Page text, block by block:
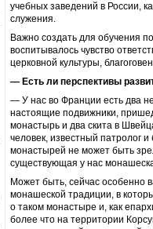
учебных заведений в России,
служения.
Важно создать для обучения
воспитывалось чувство
церковной культуры,
— Есть ли перспективы
— У нас во Франции есть два
настоящие подвижники,
монастырь и два скита в
человек, известный патролог
монастырей не может быть
существующая у нас
Может быть, сейчас особенно
монашеской традиции, в
о таком монастыре и, как
более что на территории